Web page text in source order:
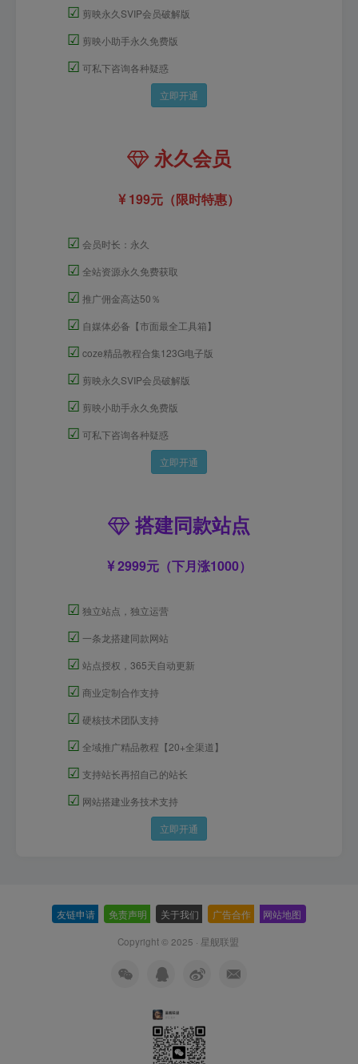
☑ 剪映永久SVIP会员破解版
☑ 剪映小助手永久免费版
☑ 可私下咨询各种疑惑
立即开通
永久会员
199元（限时特惠）
☑ 会员时长：永久
☑ 全站资源永久免费获取
☑ 推广佣金高达50％
☑ 自媒体必备【市面最全工具箱】
☑ coze精品教程合集123G电子版
☑ 剪映永久SVIP会员破解版
☑ 剪映小助手永久免费版
☑ 可私下咨询各种疑惑
立即开通
搭建同款站点
2999元（下月涨1000）
☑ 独立站点，独立运营
☑ 一条龙搭建同款网站
☑ 站点授权，365天自动更新
☑ 商业定制合作支持
☑ 硬核技术团队支持
☑ 全域推广精品教程【20+全渠道】
☑ 支持站长再招自己的站长
☑ 网站搭建业务技术支持
立即开通
友链申请 免责声明 关于我们 广告合作 网站地图
Copyright © 2025 · 星舰联盟